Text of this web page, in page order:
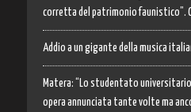
corretta del patrimonio faunistico”.
Addio a un gigante della musica
Matera: “Lo studentato
opera annunciata tante volte ma